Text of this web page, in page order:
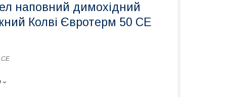
наповний димохідний
Колві Євротерм 50 CE
CЕ